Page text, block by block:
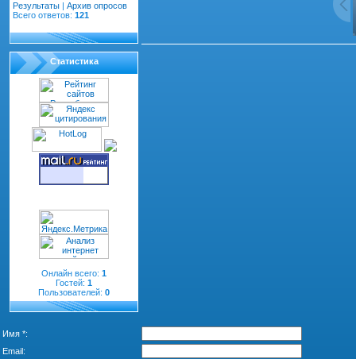
Результаты | Архив опросов
Всего ответов: 121
Статистика
Онлайн всего: 1
Гостей: 1
Пользователей: 0
Имя *:
Email: